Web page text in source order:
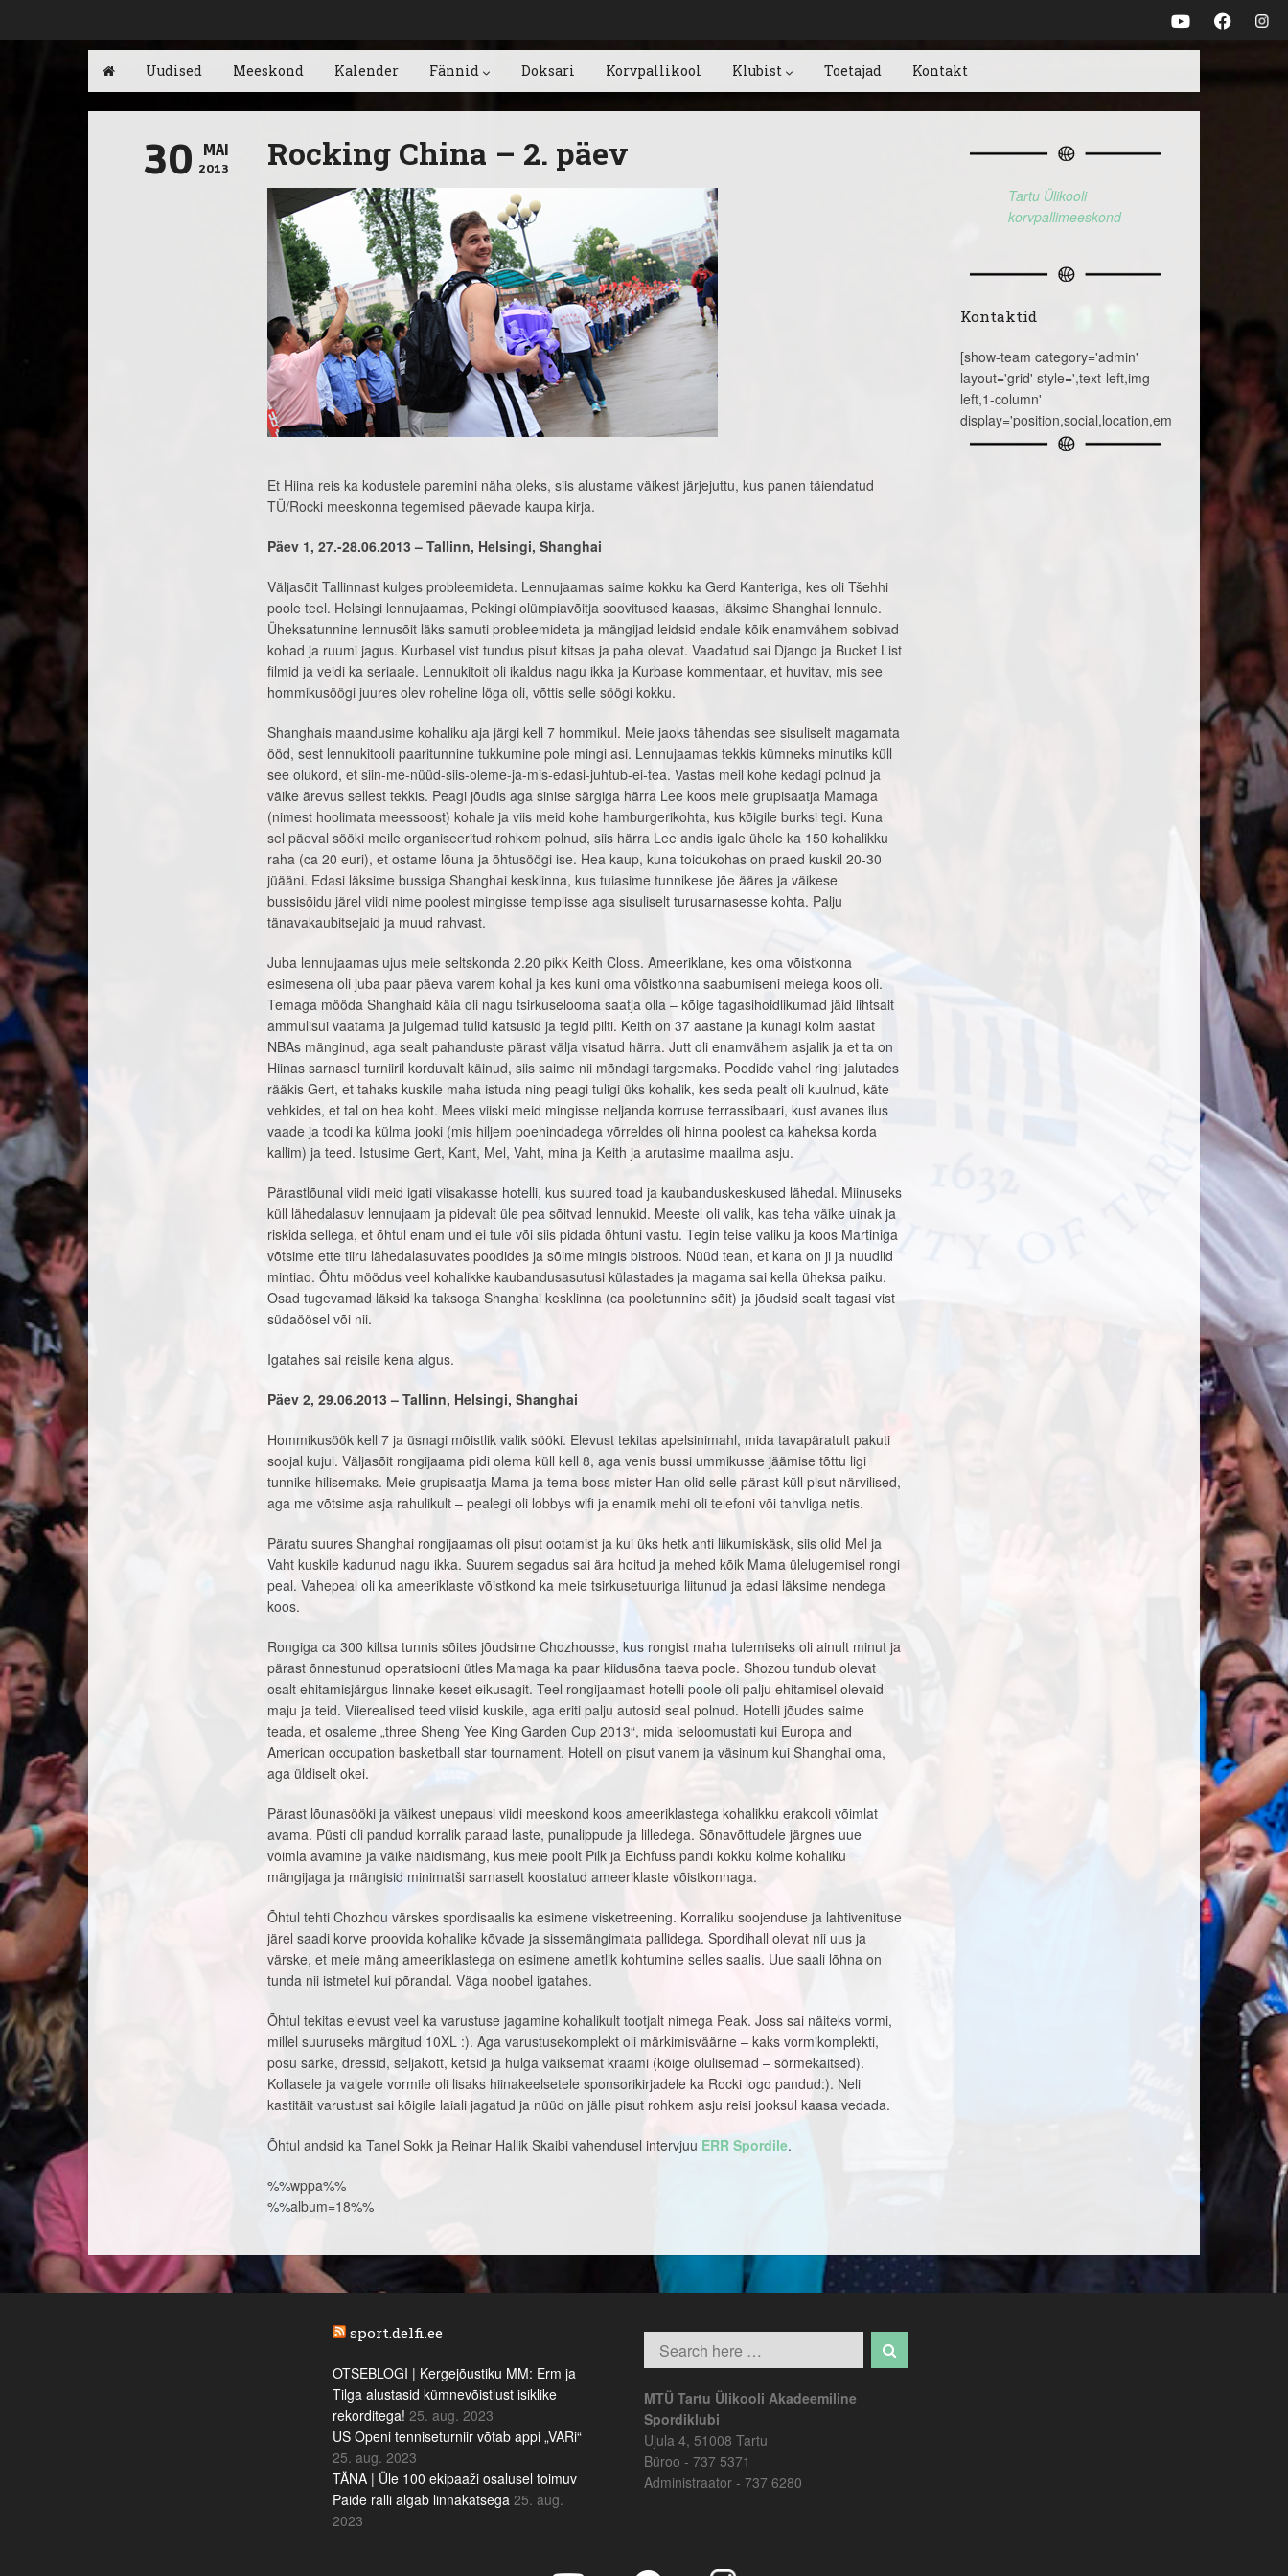
Uudised Meeskond Kalender Fännid Doksari Korvpallikool Klubist Toetajad Kontakt
30 MAI
2013 Rocking China – 2. päev
Et Hiina reis ka kodustele paremini näha oleks, siis alustame väikest järjejuttu, kus panen täiendatud
TÜ/Rocki meeskonna tegemised päevade kaupa kirja.
Päev 1, 27.-28.06.2013 – Tallinn, Helsingi, Shanghai
Väljasõit Tallinnast kulges probleemideta. Lennujaamas saime kokku ka Gerd Kanteriga, kes oli Tšehhi
poole teel. Helsingi lennujaamas, Pekingi olümpiavõitja soovitused kaasas, läksime Shanghai lennule.
Üheksatunnine lennusõit läks samuti probleemideta ja mängijad leidsid endale kõik enamvähem sobivad
kohad ja ruumi jagus. Kurbasel vist tundus pisut kitsas ja paha olevat. Vaadatud sai Django ja Bucket List
filmid ja veidi ka seriaale. Lennukitoit oli ikaldus nagu ikka ja Kurbase kommentaar, et huvitav, mis see
hommikusöögi juures olev roheline löga oli, võttis selle söögi kokku.
Shanghais maandusime kohaliku aja järgi kell 7 hommikul. Meie jaoks tähendas see sisuliselt magamata
ööd, sest lennukitooli paaritunnine tukkumine pole mingi asi. Lennujaamas tekkis kümneks minutiks küll
see olukord, et siin-me-nüüd-siis-oleme-ja-mis-edasi-juhtub-ei-tea. Vastas meil kohe kedagi polnud ja
väike ärevus sellest tekkis. Peagi jõudis aga sinise särgiga härra Lee koos meie grupisaatja Mamaga
(nimest hoolimata meessoost) kohale ja viis meid kohe hamburgerikohta, kus kõigile burksi tegi. Kuna
sel päeval sööki meile organiseeritud rohkem polnud, siis härra Lee andis igale ühele ka 150 kohalikku
raha (ca 20 euri), et ostame lõuna ja õhtusöögi ise. Hea kaup, kuna toidukohas on praed kuskil 20-30
jüääni. Edasi läksime bussiga Shanghai kesklinna, kus tuiasime tunnikese jõe ääres ja väikese
bussisõidu järel viidi nime poolest mingisse templisse aga sisuliselt turusarnasesse kohta. Palju
tänavakaubitsejaid ja muud rahvast.
Juba lennujaamas ujus meie seltskonda 2.20 pikk Keith Closs. Ameeriklane, kes oma võistkonna
esimesena oli juba paar päeva varem kohal ja kes kuni oma võistkonna saabumiseni meiega koos oli.
Temaga mööda Shanghaid käia oli nagu tsirkuselooma saatja olla – kõige tagasihoidlikumad jäid lihtsalt
ammulisui vaatama ja julgemad tulid katsusid ja tegid pilti. Keith on 37 aastane ja kunagi kolm aastat
NBAs mänginud, aga sealt pahanduste pärast välja visatud härra. Jutt oli enamvähem asjalik ja et ta on
Hiinas sarnasel turniiril korduvalt käinud, siis saime nii mõndagi targemaks. Poodide vahel ringi jalutades
rääkis Gert, et tahaks kuskile maha istuda ning peagi tuligi üks kohalik, kes seda pealt oli kuulnud, käte
vehkides, et tal on hea koht. Mees viiski meid mingisse neljanda korruse terrassibaari, kust avanes ilus
vaade ja toodi ka külma jooki (mis hiljem poehindadega võrreldes oli hinna poolest ca kaheksa korda
kallim) ja teed. Istusime Gert, Kant, Mel, Vaht, mina ja Keith ja arutasime maailma asju.
Pärastlõunal viidi meid igati viisakasse hotelli, kus suured toad ja kaubanduskeskused lähedal. Miinuseks
küll lähedalasuv lennujaam ja pidevalt üle pea sõitvad lennukid. Meestel oli valik, kas teha väike uinak ja
riskida sellega, et õhtul enam und ei tule või siis pidada õhtuni vastu. Tegin teise valiku ja koos Martiniga
võtsime ette tiiru lähedalasuvates poodides ja sõime mingis bistroos. Nüüd tean, et kana on ji ja nuudlid
mintiao. Õhtu möödus veel kohalikke kaubandusasutusi külastades ja magama sai kella üheksa paiku.
Osad tugevamad läksid ka taksoga Shanghai kesklinna (ca pooletunnine sõit) ja jõudsid sealt tagasi vist
südaöösel või nii.
Igatahes sai reisile kena algus.
Päev 2, 29.06.2013 – Tallinn, Helsingi, Shanghai
Hommikusöök kell 7 ja üsnagi mõistlik valik sööki. Elevust tekitas apelsinimahl, mida tavapäratult pakuti
soojal kujul. Väljasõit rongijaama pidi olema küll kell 8, aga venis bussi ummikusse jäämise tõttu ligi
tunnike hilisemaks. Meie grupisaatja Mama ja tema boss mister Han olid selle pärast küll pisut närvilised,
aga me võtsime asja rahulikult – pealegi oli lobbys wifi ja enamik mehi oli telefoni või tahvliga netis.
Päratu suures Shanghai rongijaamas oli pisut ootamist ja kui üks hetk anti liikumiskäsk, siis olid Mel ja
Vaht kuskile kadunud nagu ikka. Suurem segadus sai ära hoitud ja mehed kõik Mama ülelugemisel rongi
peal. Vahepeal oli ka ameeriklaste võistkond ka meie tsirkusetuuriga liitunud ja edasi läksime nendega
koos.
Rongiga ca 300 kiltsa tunnis sõites jõudsime Chozhousse, kus rongist maha tulemiseks oli ainult minut ja
pärast õnnestunud operatsiooni ütles Mamaga ka paar kiidusõna taeva poole. Shozou tundub olevat
osalt ehitamisjärgus linnake keset eikusagit. Teel rongijaamast hotelli poole oli palju ehitamisel olevaid
maju ja teid. Viierealised teed viisid kuskile, aga eriti palju autosid seal polnud. Hotelli jõudes saime
teada, et osaleme „three Sheng Yee King Garden Cup 2013“, mida iseloomustati kui Europa and
American occupation basketball star tournament. Hotell on pisut vanem ja väsinum kui Shanghai oma,
aga üldiselt okei.
Pärast lõunasööki ja väikest unepausi viidi meeskond koos ameeriklastega kohalikku erakooli võimlat
avama. Püsti oli pandud korralik paraad laste, punalippude ja lilledega. Sõnavõttudele järgnes uue
võimla avamine ja väike näidismäng, kus meie poolt Pilk ja Eichfuss pandi kokku kolme kohaliku
mängijaga ja mängisid minimatši sarnaselt koostatud ameeriklaste võistkonnaga.
Õhtul tehti Chozhou värskes spordisaalis ka esimene visketreening. Korraliku soojenduse ja lahtivenituse
järel saadi korve proovida kohalike kõvade ja sissemängimata pallidega. Spordihall olevat nii uus ja
värske, et meie mäng ameeriklastega on esimene ametlik kohtumine selles saalis. Uue saali lõhna on
tunda nii istmetel kui põrandal. Väga noobel igatahes.
Õhtul tekitas elevust veel ka varustuse jagamine kohalikult tootjalt nimega Peak. Joss sai näiteks vormi,
millel suuruseks märgitud 10XL :). Aga varustusekomplekt oli märkimisväärne – kaks vormikomplekti,
posu särke, dressid, seljakott, ketsid ja hulga väiksemat kraami (kõige olulisemad – sõrmekaitsed).
Kollasele ja valgele vormile oli lisaks hiinakeelsetele sponsorikirjadele ka Rocki logo pandud:). Neli
kastitäit varustust sai kõigile laiali jagatud ja nüüd on jälle pisut rohkem asju reisi jooksul kaasa vedada.
Õhtul andsid ka Tanel Sokk ja Reinar Hallik Skaibi vahendusel intervjuu ERR Spordile.
%%wppa%%
%%album=18%%
Tartu Ülikooli
korvpallimeeskond
Kontaktid
[show-team category='admin'
layout='grid' style=',text-left,img-
left,1-column'
sport.delfi.ee
OTSEBLOGI | Kergejõustiku MM: Erm ja
Tilga alustasid kümnevõistlust isiklike
rekorditega! 25. aug. 2023
US Openi tenniseturniir võtab appi „VARi“
25. aug. 2023
TÄNA | Üle 100 ekipaaži osalusel toimuv
Paide ralli algab linnakatsega 25. aug.
2023
MTÜ Tartu Ülikooli Akadeemiline
Spordiklubi
Ujula 4, 51008 Tartu
Büroo - 737 5371
Administraator - 737 6280